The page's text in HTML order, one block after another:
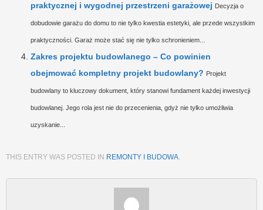
praktycznej i wygodnej przestrzeni garażowej Decyzja o
dobudowie garażu do domu to nie tylko kwestia estetyki, ale przede wszystkim
praktyczności. Garaż może stać się nie tylko schronieniem...
Zakres projektu budowlanego – Co powinien
obejmować kompletny projekt budowlany? Projekt
budowlany to kluczowy dokument, który stanowi fundament każdej inwestycji
budowlanej. Jego rola jest nie do przecenienia, gdyż nie tylko umożliwia
uzyskanie...
THIS ENTRY WAS POSTED IN REMONTY I BUDOWA.